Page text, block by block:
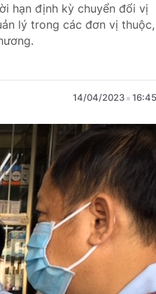
hạn định kỳ chuyển đổi vị
lý trong các đơn vị thuộc,
14/04/2023 16:45